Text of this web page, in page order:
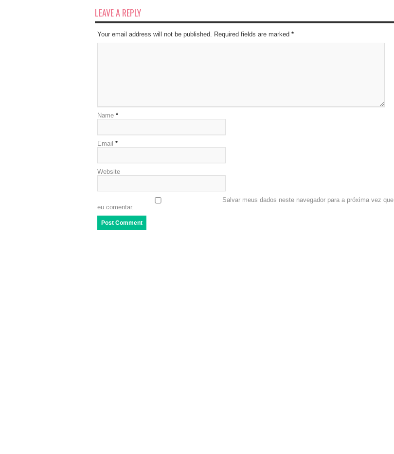
LEAVE A REPLY
Your email address will not be published. Required fields are marked *
Name *
Email *
Website
Salvar meus dados neste navegador para a próxima vez que
eu comentar.